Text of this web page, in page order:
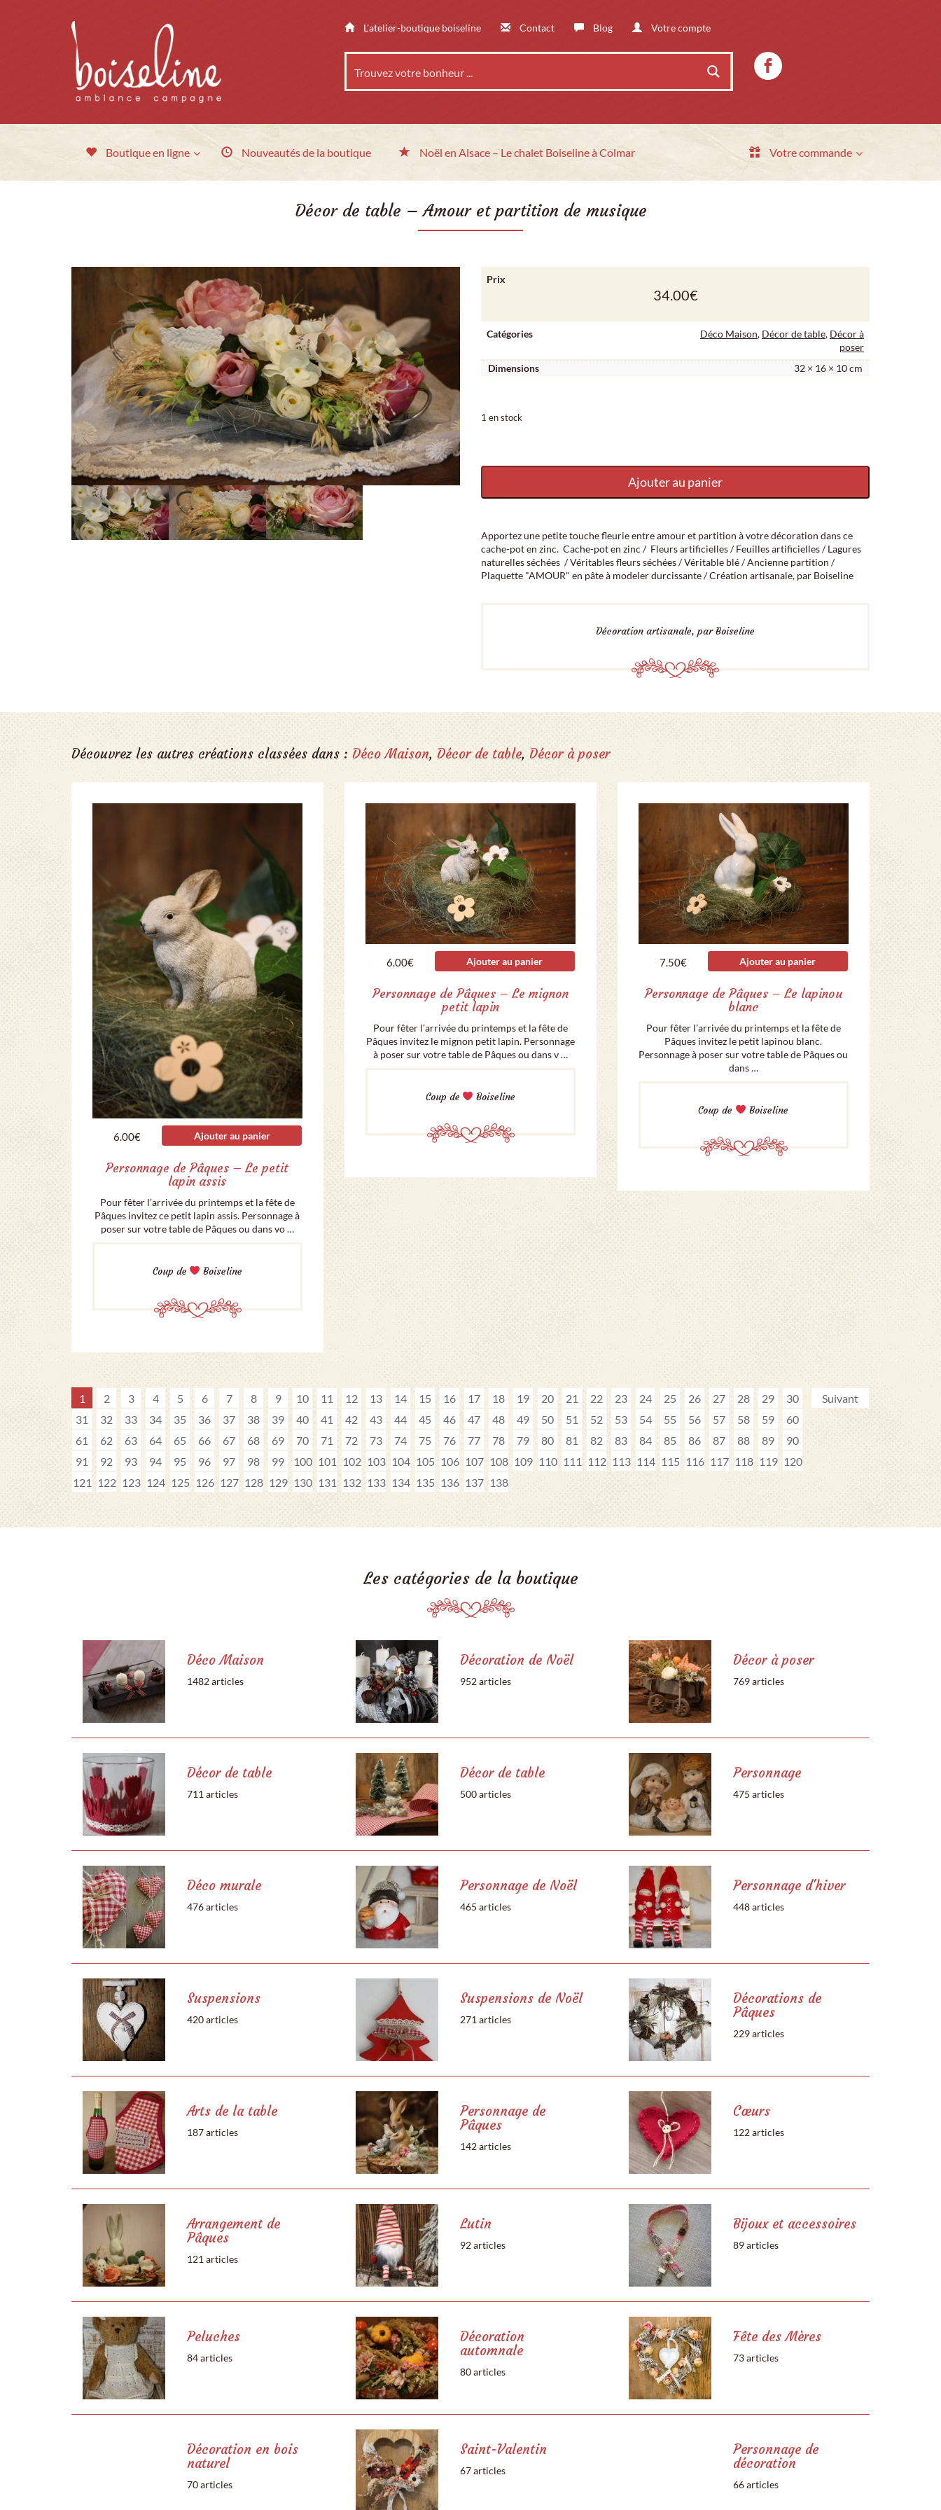
L'atelier-boutique boiseline Contact Blog Votre compte
Boutique en ligne Nouveautésde la boutique Noël en Alsace – Le chalet Boiseline à Colmar Votre commande
Décor de table – Amour et partition de musique
Prix
34.00€
Catégories Déco Maison, Décor de table, Décor à
poser
Dimensions
32 × 16 × 10 cm
1 en stock
Ajouter au panier
Apportez une petite touche fleurie entre amour et partition à votre décoration dans ce
cache-pot en zinc. Cache-pot en zinc / Fleurs artificielles / Feuilles artificielles / Lagures
naturelles séchées / Véritables fleurs séchées / Véritable blé / Ancienne partition /
Plaquette "AMOUR" en pâte à modeler durcissante / Création artisanale, par Boiseline
Décoration artisanale, par Boiseline
Découvrez les autres créations classées dans : Déco Maison, Décor de table, Décor à poser
6.00€ Ajouter au panier
Personnage de Pâques – Le petit
lapin assis
Pour fêter l’arrivée du printemps et la fête de
Pâques invitez ce petit lapin assis. Personnage à
poser sur votre table de Pâques ou dans vo …
Coup de Boiseline
6.00€ Ajouter au panier
Personnage de Pâques – Le mignon
petit lapin
Pour fêter l’arrivée du printemps et la fête de
Pâques invitez le mignon petit lapin. Personnage
à poser sur votre table de Pâques ou dans v …
Coup de Boiseline
7.50€ Ajouter au panier
Personnage de Pâques – Le lapinou
blanc
Pour fêter l’arrivée du printemps et la fête de
Pâques invitez le petit lapinou blanc.
Personnage à poser sur votre table de Pâques ou
dans …
Coup de Boiseline
1 2 3 4 5 6 7 8 9 10 11 12 13 14 15 16 17 18 19 20 21 22 23 24 25 26 27 28 29
30
31
32 33 34 35 36 37 38 39 40 41 42 43 44 45 46 47 48 49 50 51 52 53 54 55 56 57 58 59
60
61
62 63 64 65 66 67 68 69 70 71 72 73 74 75 76 77 78 79 80 81 82 83 84 85 86 87 88 89
90
91
92 93 94 95 96 97 98 99 100 101 102 103 104 105 106 107 108 109 110 111 112 113 114 115 116 117 118 119 120
121
122 123 124 125 126 127 128 129 130 131 132 133 134 135 136 137 138
Suivant
Les catégories de la boutique
Déco Maison
1482 articles
Décoration de Noël
952 articles
Décor à poser
769 articles
Décor de table
711 articles
Décor de table
500 articles
Personnage
475 articles
Déco murale
476 articles
Personnage de Noël
465 articles
Personnage d'hiver
448 articles
Suspensions
420 articles
Suspensions de Noël
271 articles
Décorations de
Pâques
229 articles
Arts de la table
187 articles
Personnage de
Pâques
142 articles
Cœurs
122 articles
Arrangement de
Pâques
121 articles
Lutin
92 articles
Bijoux et accessoires
89 articles
Peluches
84 articles
Décoration
automnale
80 articles
Fête des Mères
73 articles
Décoration en bois
naturel
70 articles
Saint-Valentin
67 articles
Personnage de
décoration
66 articles